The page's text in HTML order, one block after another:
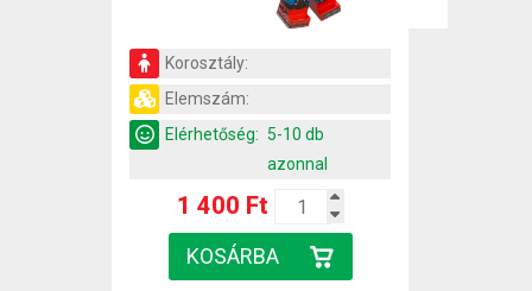
Korosztály:
Elemszám:
Elérhetőség: 5-10 db
azonnal
1 400 Ft